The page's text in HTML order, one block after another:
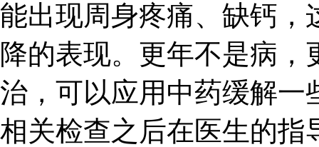
能出现周身疼痛、缺钙，
降的表现。更年不是病
治，可以应用中药缓解一
相关检查之后在医生的指